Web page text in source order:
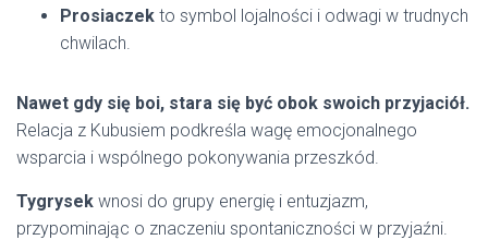
Prosiaczek to symbol lojalności i odwagi w trudnych
chwilach.
Nawet gdy się boi, stara się być obok swoich przyjaciół.
Relacja z Kubusiem podkreśla wagę emocjonalnego
wsparcia i wspólnego pokonywania przeszkód.
Tygrysek wnosi do grupy energię i entuzjazm,
przypominając o znaczeniu spontaniczności w przyjaźni.